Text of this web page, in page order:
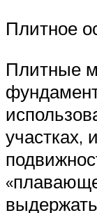
Плитное
Плитные